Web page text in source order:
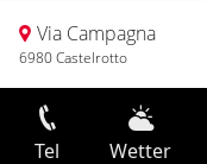
Via Campagna
6980 Castelrotto
Tel Wetter